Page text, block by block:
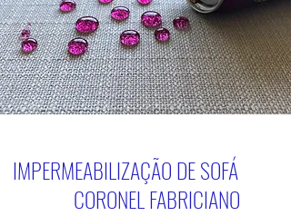
IMPERMEABILIZAÇÃO DE SOFÁ
CORONEL FABRICIANO